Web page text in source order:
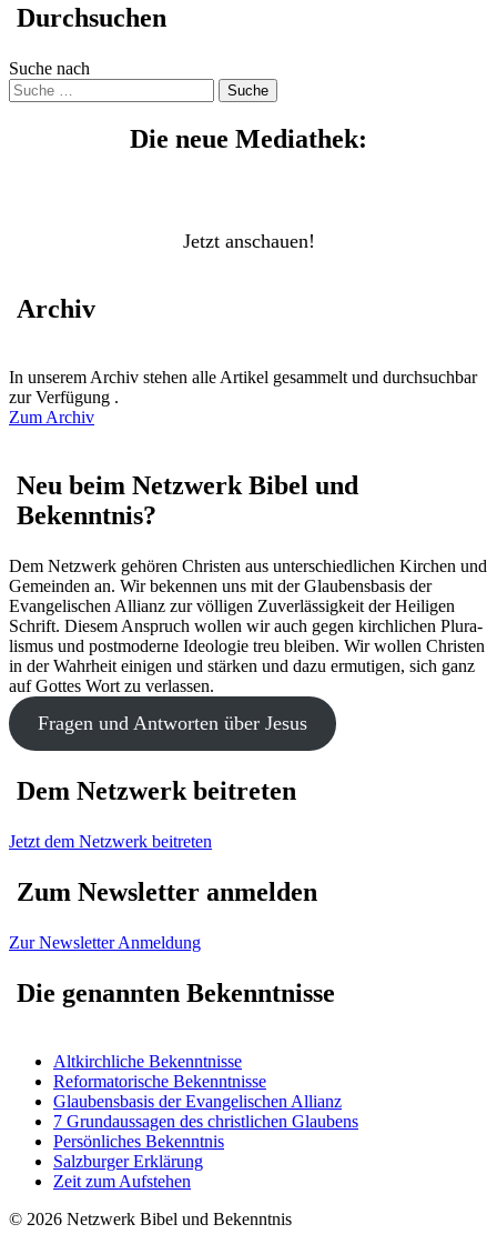
Durchsuchen
Suche nach
Suche
Die neue Mediathek:
Jetzt anschauen!
Archiv
In unserem Archiv stehen alle Artikel gesammelt und durchsuchbar
zur Verfügung .
Zum Archiv
Neu beim Netzwerk Bibel und
Bekenntnis?
Dem Netzwerk gehören Christen aus unterschiedlichen Kirchen und
Gemeinden an. Wir bekennen uns mit der Glaubens­basis der
Evange­lischen Allianz zur völligen Zuver­lässigkeit der Heiligen
Schrift. Diesem Anspruch wollen wir auch gegen kirchlichen Plura­
lismus und post­moderne Ideologie treu bleiben. Wir wollen Christen
in der Wahrheit einigen und stärken und dazu ermutigen, sich ganz
auf Gottes Wort zu verlassen.
Fragen und Antworten über Jesus
Dem Netzwerk beitreten
Jetzt dem Netzwerk beitreten
Zum Newsletter anmelden
Zur Newsletter Anmeldung
Die genannten Bekenntnisse
Altkirchliche Bekenntnisse
Reformatorische Bekenntnisse
Glaubensbasis der Evangelischen Allianz
7 Grundaussagen des christlichen Glaubens
Persönliches Bekenntnis
Salzburger Erklärung
Zeit zum Aufstehen
© 2026 Netzwerk Bibel und Bekenntnis